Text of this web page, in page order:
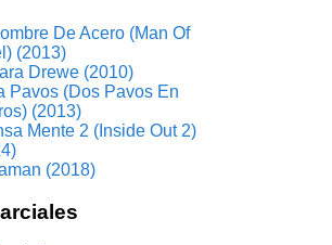
De Acero (Man Of
(2013)
Drewe (2010)
Pavos (Dos Pavos En
(2013)
Mente 2 (Inside Out 2)
(2018)